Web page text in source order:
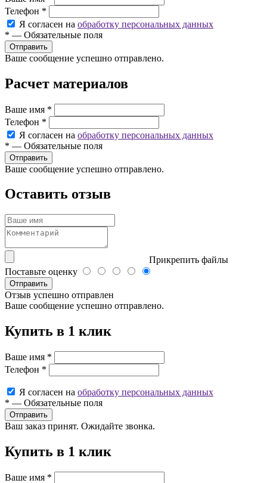
Телефон *
Я согласен на обработку персональных данных
* — Обязательные поля
Ваше сообщение успешно отправлено.
Расчет материалов
Ваше имя *
Телефон *
Я согласен на обработку персональных данных
* — Обязательные поля
Ваше сообщение успешно отправлено.
Оставить отзыв
Прикрепить файлы
Поставьте оценку
Отправить
Отзыв успешно отправлен
Ваше сообщение успешно отправлено.
Купить в 1 клик
Ваше имя *
Телефон *
Я согласен на обработку персональных данных
* — Обязательные поля
Ваш заказ принят. Ожидайте звонка.
Купить в 1 клик
Ваше имя *